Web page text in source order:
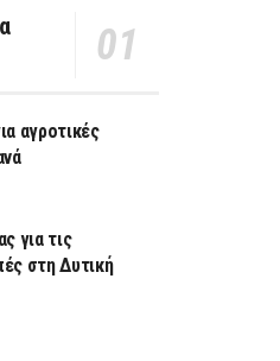
αγροτικές
για τις
στη Δυτική